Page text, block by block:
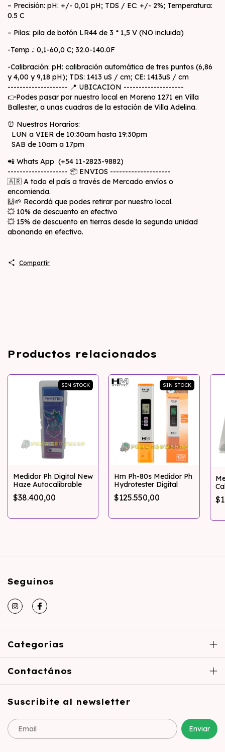
– Precisión: pH: +/- 0,01 pH; TDS / EC: +/- 2%; Temperatura:
0.5 C
– Pilas: pila de botón LR44 de 3 * 1,5 V (NO incluida)
-Temp .: 0,1-60,0 C; 32.0-140.0F
-Calibración: pH: calibración automática de tres puntos (6,86
y 4,00 y 9,18 pH); TDS: 1413 uS / cm; CE: 1413uS / cm
-------------------- 📍 UBICACION --------------------
👉Podes pasar por nuestro local en Moreno 1271 en Villa
Ballester, a unas cuadras de la estación de Villa Adelina.
⏰ Nuestros Horarios:
LUN a VIER de 10:30am hasta 19:30pm
SAB de 10am a 17pm
📲 Whats App (+54 11-2823-9882)
-------------------- 📦 ENVIOS --------------------
🇦🇷 A todo el país a través de Mercado envíos o
encomienda.
🙌🌱 Recordá que podes retirar por nuestro local.
💥 10% de descuento en efectivo
💥 15% de descuento en tierras desde la segunda unidad
abonando en efectivo.
Compartir
Productos relacionados
SIN STOCK
Medidor Ph Digital New
Haze Autocalibrable
$38.400,00
SIN STOCK
Hm Ph-80s Medidor Ph
Hydrotester Digital
$125.550,00
(
Seguinos
Categorías
Contactános
Suscribite al newsletter